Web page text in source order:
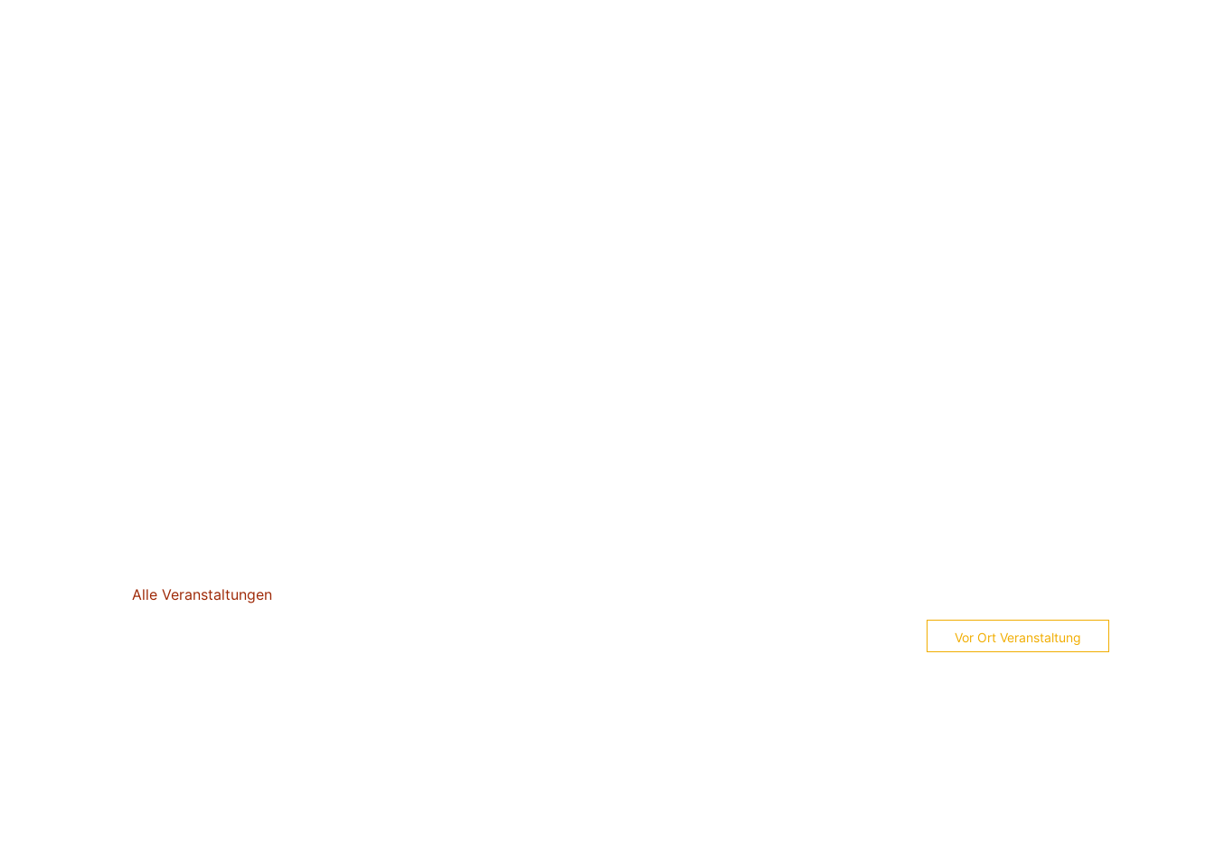
Alle Veranstaltungen
Vor Ort Veranstaltung